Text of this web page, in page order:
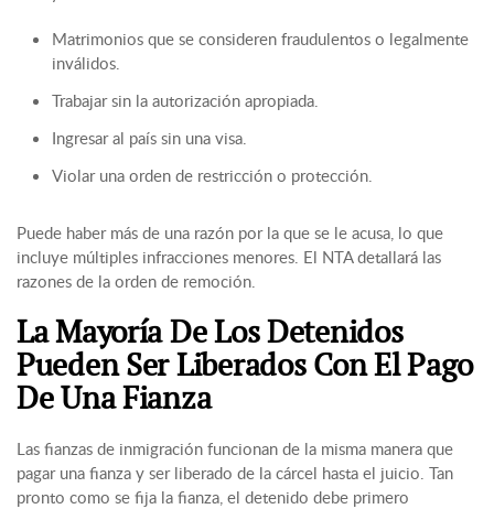
Matrimonios que se consideren fraudulentos o legalmente
inválidos.
Trabajar sin la autorización apropiada.
Ingresar al país sin una visa.
Violar una orden de restricción o protección.
Puede haber más de una razón por la que se le acusa, lo que
incluye múltiples infracciones menores. El NTA detallará las
razones de la orden de remoción.
La Mayoría De Los Detenidos
Pueden Ser Liberados Con El Pago
De Una Fianza
Las fianzas de inmigración funcionan de la misma manera que
pagar una fianza y ser liberado de la cárcel hasta el juicio. Tan
pronto como se fija la fianza, el detenido debe primero